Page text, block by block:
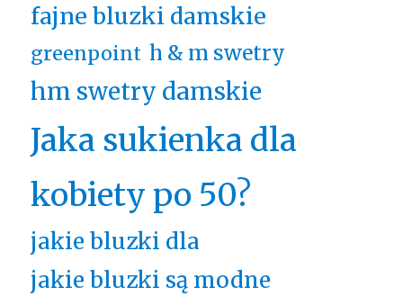
fajne bluzki damskie
greenpoint h & m swetry
hm swetry damskie
Jaka sukienka dla
kobiety po 50?
jakie bluzki dla
jakie bluzki są modne